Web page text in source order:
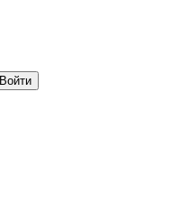
Войти